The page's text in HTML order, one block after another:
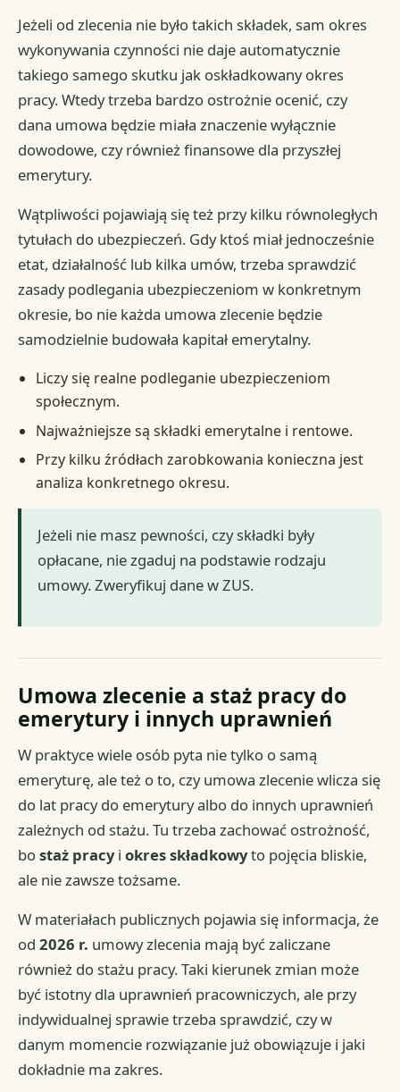
Jeżeli od zlecenia nie było takich składek, sam okres
wykonywania czynności nie daje automatycznie
takiego samego skutku jak oskładkowany okres
pracy. Wtedy trzeba bardzo ostrożnie ocenić, czy
dana umowa będzie miała znaczenie wyłącznie
dowodowe, czy również finansowe dla przyszłej
emerytury.
Wątpliwości pojawiają się też przy kilku równoległych
tytułach do ubezpieczeń. Gdy ktoś miał jednocześnie
etat, działalność lub kilka umów, trzeba sprawdzić
zasady podlegania ubezpieczeniom w konkretnym
okresie, bo nie każda umowa zlecenie będzie
samodzielnie budowała kapitał emerytalny.
Liczy się realne podleganie ubezpieczeniom
społecznym.
Najważniejsze są składki emerytalne i rentowe.
Przy kilku źródłach zarobkowania konieczna jest
analiza konkretnego okresu.
Jeżeli nie masz pewności, czy składki były
opłacane, nie zgaduj na podstawie rodzaju
umowy. Zweryfikuj dane w ZUS.
Umowa zlecenie a staż pracy do
emerytury i innych uprawnień
W praktyce wiele osób pyta nie tylko o samą
emeryturę, ale też o to, czy umowa zlecenie wlicza się
do lat pracy do emerytury albo do innych uprawnień
zależnych od stażu. Tu trzeba zachować ostrożność,
bostaż pracyiokres składkowyto pojęcia bliskie,
ale nie zawsze tożsame.
W materiałach publicznych pojawia się informacja, że
od2026 r. umowy zlecenia mają być zaliczane
również do stażu pracy. Taki kierunek zmian może
być istotny dla uprawnień pracowniczych, ale przy
indywidualnej sprawie trzeba sprawdzić, czy w
danym momencie rozwiązanie już obowiązuje i jaki
dokładnie ma zakres.